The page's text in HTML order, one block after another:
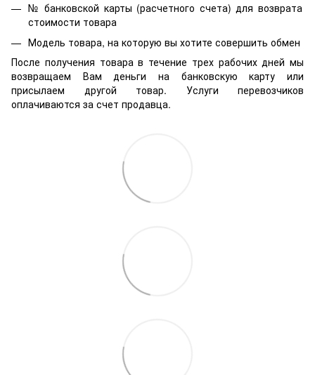
№ банковской карты (расчетного счета) для возврата
стоимости товара
Модель товара, на которую вы хотите совершить обмен
После получения товара в течение трех рабочих дней мы
возвращаем Вам деньги на банковскую карту или
присылаем другой товар. Услуги перевозчиков
оплачиваются за счет продавца.